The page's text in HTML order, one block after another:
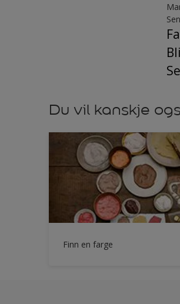
Du vil kanskje
Finn en farge